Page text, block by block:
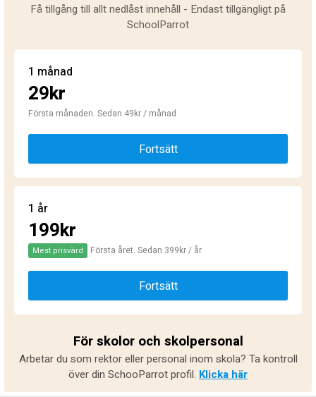
Få tillgång till allt nedlåst innehåll - Endast tillgängligt på
SchoolParrot
1 månad
29kr
Första månaden. Sedan 49kr / månad
Fortsätt
1 år
199kr
Mest prisvärd Första året. Sedan 399kr / år
Fortsätt
För skolor och skolpersonal
Arbetar du som rektor eller personal inom skola? Ta kontroll
över din SchooParrot profil. Klicka här